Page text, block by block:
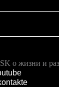
о жизни и